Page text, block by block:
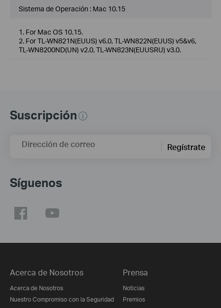
Sistema de Operación : Mac 10.15
1. For Mac OS 10.15.
2. For TL-WN821N(EUUS) v6.0, TL-WN822N(EUUS) v5&v6,
TL-WN8200ND(UN) v2.0, TL-WN823N(EUUSRU) v3.0.
Suscripción
Dirección de correo Regístrate
Síguenos
Acerca de Nosotros
Acerca de Nosotros
Nuestro Compromiso con la Seguridad
Prensa
Noticias
Premios